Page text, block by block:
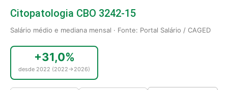
Citopatologia CBO 3242-15
Salário médio e mediana mensal · Fonte: Portal Salário / CAGED
+31,0%
desde 2022 (2022→2026)